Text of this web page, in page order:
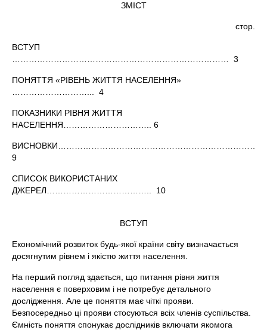
ЗМІСТ
стор.
ВСТУП
…………………………………………………………………… 3
ПОНЯТТЯ «РІВЕНЬ ЖИТТЯ НАСЕЛЕННЯ»
………………………... 4
ПОКАЗНИКИ РІВНЯ ЖИТТЯ
НАСЕЛЕННЯ………………………….. 6
ВИСНОВКИ……………………………………………………………….
9
СПИСОК ВИКОРИСТАНИХ
ДЖЕРЕЛ……………………………….. 10
ВСТУП
Економічний розвиток будь-якої країни світу визначається
досягнутим рівнем і якістю життя населення.
На перший погляд здається, що питання рівня життя
населення є поверховим і не потребує детального
дослідження. Але це поняття має чіткі прояви.
Безпосередньо ці прояви стосуються всіх членів суспільства.
Ємність поняття спонукає дослідників включати якомога